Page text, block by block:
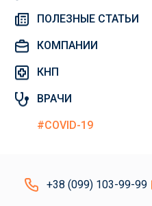
ПОЛЕЗНЫЕ СТАТЬИ
КОМПАНИИ
КНП
ВРАЧИ
#COVID-19
+38 (099) 103-99-99